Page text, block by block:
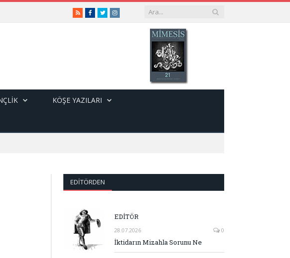
RSSFacebook
TwitterInstagram
KÖŞE YAZILARI
EDITÖRDEN
EDİTÖR
28.07.2026 0
İktidarın Mizahla Sorunu Ne